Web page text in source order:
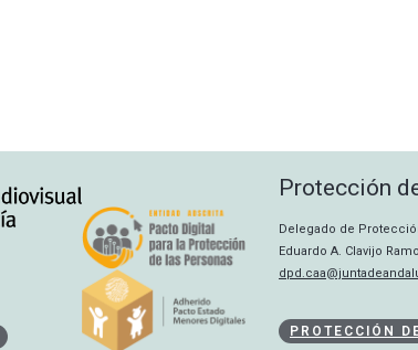
Protección
Delegado de
Eduardo A. Clavijo
PROTECCIÓN